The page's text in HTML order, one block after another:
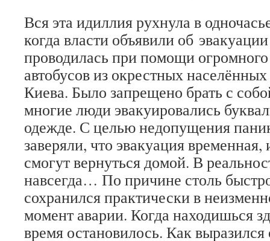
Вся эта идиллия рухнула в
когда власти объявили об
проводилась при помощи огромного
автобусов из окрестных
Киева. Было запрещено брать с
многие люди эвакуировались
одежде. С целью недопущения
заверяли, что эвакуация
смогут вернуться домой. В
навсегда… По причине столь
сохранился практически в
момент аварии. Когда находишься
время остановилось. Как